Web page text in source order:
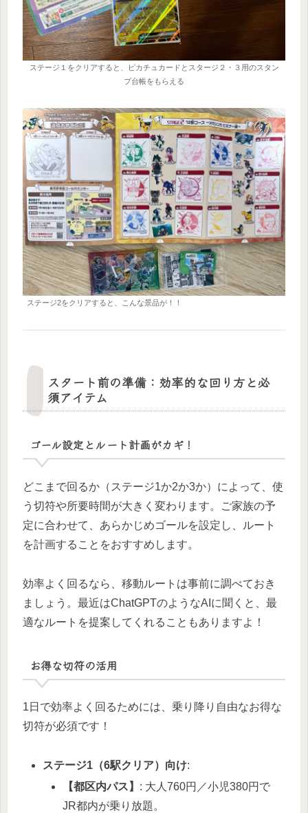
ステージ１をクリアすると、ピカチュカードとスタージ２・３用のスタン
プ台帳をもらえる
ステージ2をクリアすると、こんな景品が！！
スタート前の準備：効率的な回り方と必
須アイテム
ゴール設定とルート計画がカギ！
どこまで回るか（ステージ1か2か3か）によって、使
う切符や所要時間が大きく変わります。ご家族の予
定に合わせて、あらかじめゴールを設定し、ルート
を計画することをおすすめします。
効率よく回るなら、移動ルートは事前に調べておき
ましょう。最近はChatGPTのようなAIに聞くと、最
適なルートを提案してくれることもありますよ！
お得な切符の活用
1日で効率よく回るためには、乗り降り自由なお得な
切符が必須です！
ステージ1（6駅クリア）向け:
【都区内パス】 : 大人760円／小児380円で
JR都内が乗り放題。